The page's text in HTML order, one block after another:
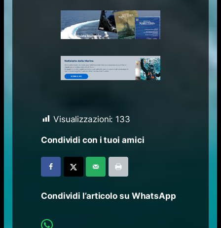
Visualizzazioni: 133
Condividi con i tuoi amici
Condividi l’articolo su WhatsApp